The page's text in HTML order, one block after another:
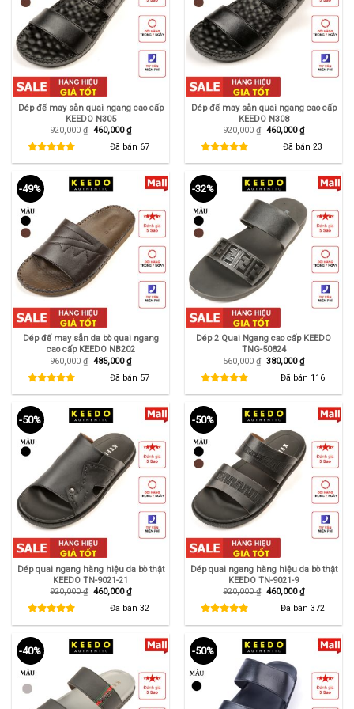
Dép đế may sẵn quai ngang cao cấp
KEEDO N305
920,000₫ Giá
920,000 ₫.
460,000₫Giá
hiện
tại
là:
460,000 ₫.
Đã bán 67
Dép đế may sẵn quai ngang cao cấp
KEEDO N308
920,000₫ Giá
920,000 ₫.
460,000₫Giá
hiện
tại
là:
460,000 ₫.
Đã bán 23
-49%
Dép đế may sẵn da bò quai ngang
cao cấp KEEDO NB202
960,000₫ Giá
960,000 ₫.
485,000₫Giá
hiện
tại
là:
485,000 ₫.
Đã bán 57
-32%
Dép 2 Quai Ngang cao cấp KEEDO
TNG-50824
560,000₫ Giá
560,000 ₫.
380,000₫Giá
hiện
tại
là:
380,000 ₫.
Đã bán 116
-50%
Dép quai ngang hàng hiệu da bò thật
KEEDO TN-9021-21
920,000₫ Giá
460,000₫Giá
hiện
tại
Đã bán 32
-50%
Dép quai ngang hàng hiệu da bò thật
KEEDO TN-9021-9
920,000₫ Giá
460,000₫Giá
hiện
tại
Đã bán 372
-40% -50%